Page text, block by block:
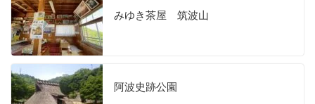
みゆき茶屋 筑波山
阿波史跡公園